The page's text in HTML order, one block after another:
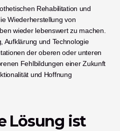
Rehabilitation und
Wiederherstellung von
wieder lebenswert zu machen.
Aufklärung und Technologie
der oberen oder unteren
Fehlbildungen einer Zukunft
und Hoffnung
Lösung ist